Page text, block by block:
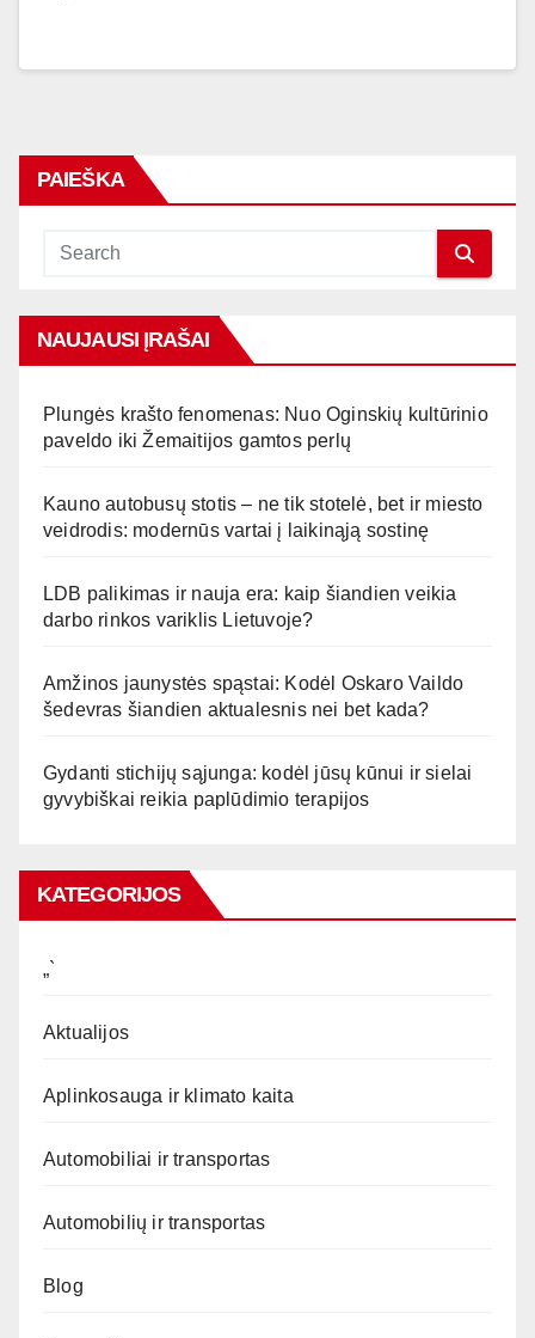
PAIEŠKA
NAUJAUSI ĮRAŠAI
Plungės krašto fenomenas: Nuo Oginskių kultūrinio
paveldo iki Žemaitijos gamtos perlų
Kauno autobusų stotis – ne tik stotelė, bet ir miesto
veidrodis: modernūs vartai į laikinąją sostinę
LDB palikimas ir nauja era: kaip šiandien veikia
darbo rinkos variklis Lietuvoje?
Amžinos jaunystės spąstai: Kodėl Oskaro Vaildo
šedevras šiandien aktualesnis nei bet kada?
Gydanti stichijų sąjunga: kodėl jūsų kūnui ir sielai
gyvybiškai reikia paplūdimio terapijos
KATEGORIJOS
„`
Aktualijos
Aplinkosauga ir klimato kaita
Automobiliai ir transportas
Automobilių ir transportas
Blog